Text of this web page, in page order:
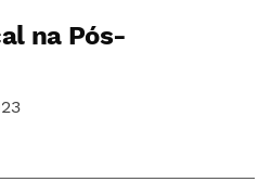
na Pós-